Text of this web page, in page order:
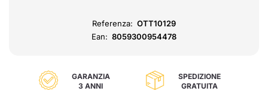
Referenza: OTT10129
Ean: 8059300954478
GARANZIA
3 ANNI
SPEDIZIONE
GRATUITA